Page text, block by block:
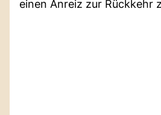
einen Anreiz zur Rückkehr